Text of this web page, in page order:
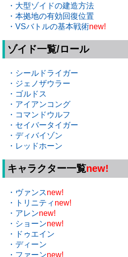
・大型ゾイドの建造方法
・本拠地の有効回復位置
・VSバトルの基本戦術new!
ゾイド一覧/ロール
・シールドライガー
・ジェノザウラー
・ゴルドス
・アイアンコング
・コマンドウルフ
・セイバータイガー
・ディバイゾン
・レッドホーン
キャラクター一覧new!
・ヴァンスnew!
・トリニティ new!
・アレンnew!
・ショーンnew!
・ドゥエイン
・ディーン
・ファーンnew!